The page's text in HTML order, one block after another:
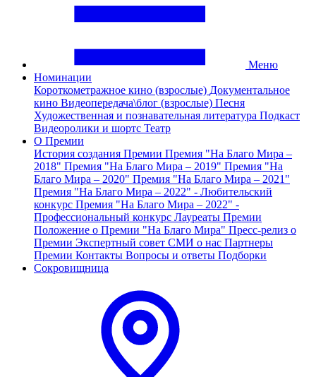
Меню
Номинации
Короткометражное кино (взрослые) Документальное
кино Видеопередача\блог (взрослые) Песня
Художественная и познавательная литература Подкаст
Видеоролики и шортс Театр
О Премии
История создания Премии Премия "На Благо Мира –
2018" Премия "На Благо Мира – 2019" Премия "На
Благо Мира – 2020" Премия "На Благо Мира – 2021"
Премия "На Благо Мира – 2022" - Любительский
конкурс Премия "На Благо Мира – 2022" -
Профессиональный конкурс Лауреаты Премии
Положение о Премии "На Благо Мира" Пресс-релиз о
Премии Экспертный совет СМИ о нас Партнеры
Премии Контакты Вопросы и ответы Подборки
Сокровищница